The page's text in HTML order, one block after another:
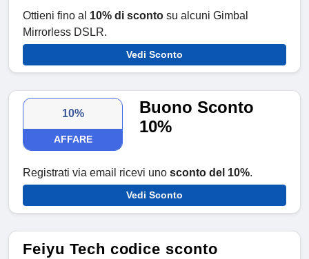
Ottieni fino al 10% di sconto su alcuni Gimbal
Mirrorless DSLR.
Vedi Sconto
10%
AFFARE
Buono Sconto
10%
Registrati via email ricevi uno sconto del 10%.
Vedi Sconto
Feiyu Tech codice sconto